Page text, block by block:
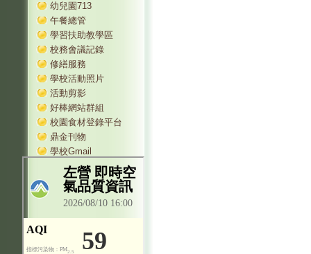
幼兒園713
午餐總管
學習扶助教學區
校務會議記錄
修繕服務
學校活動照片
活動剪影
好棒網站群組
校園食材登錄平台
鼎金刊物
學校Gmail